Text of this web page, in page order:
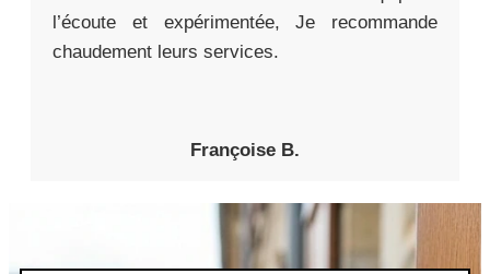
l’écoute et expérimentée, Je recommande
chaudement leurs services.
Françoise B.